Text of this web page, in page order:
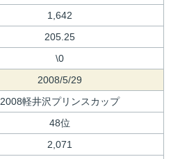
1,642
205.25
\0
2008/5/29
2008軽井沢プリンスカップ
48位
2,071